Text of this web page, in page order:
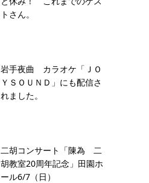
トさん。
岩手夜曲 カラオケ「ＪＯ
ＹＳＯＵＮＤ」にも配信さ
れました。
二胡コンサート「陳為 二
胡教室20周年記念」田園ホ
ール6/7（日）